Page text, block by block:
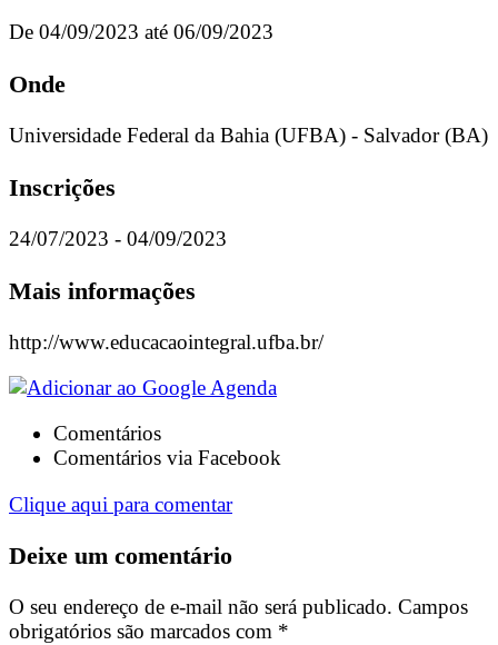
De 04/09/2023 até 06/09/2023
Onde
Universidade Federal da Bahia (UFBA) - Salvador (BA)
Inscrições
24/07/2023 - 04/09/2023
Mais informações
http://www.educacaointegral.ufba.br/
Comentários
Comentários via Facebook
Clique aqui para comentar
Deixe um comentário
O seu endereço de e-mail não será publicado. Campos
obrigatórios são marcados com *